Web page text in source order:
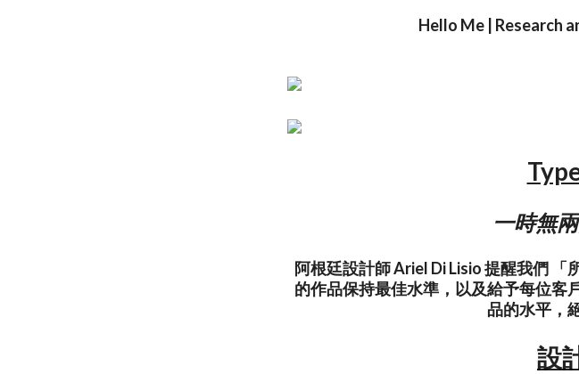
Hello Me | Research
一時無
阿根廷設計師 Ariel Di Lisio 提醒我們
的作品保持最佳水準，以及給予每位客
品的水平，
設